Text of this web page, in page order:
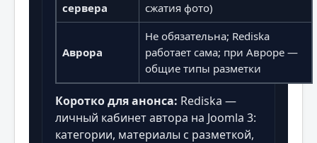
сервера
сжатия фото)
Аврора
Не обязательна; Rediska
работает сама; при Авроре —
общие типы разметки
Коротко для анонса: Rediska —
личный кабинет автора на Joomla 3:
категории, материалы с разметкой,